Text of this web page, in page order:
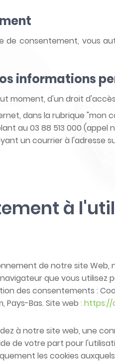
de consentement, vous
informations
moment, d'un droit
dans la rubrique "mon
au 03 88 513 000 (appel
un courrier à l'adresse
à
de notre site Web,
que vous
des consentements :
Pays-Bas. Site web : https://
à notre site web, une
de votre part pour
les cookies